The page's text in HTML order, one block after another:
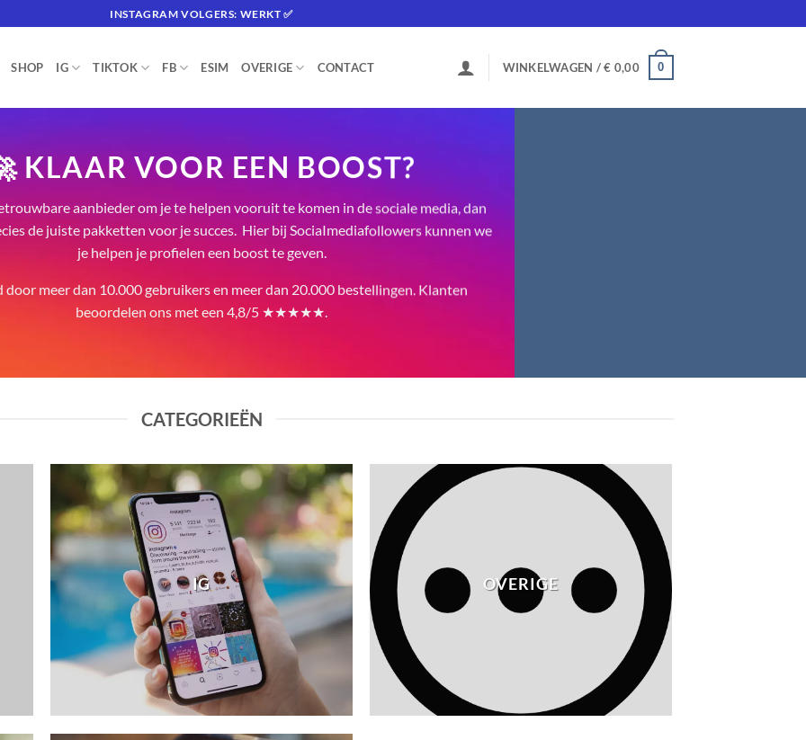
INSTAGRAM VOLGERS: WERKT ✅
SHOP IG TIKTOK FB ESIM OVERIGE CONTACT WINKELWAGEN /€ 0,00 0
KLAAR VOOR EEN BOOST?
aanbieder om je te helpen vooruit te komen in de sociale media, dan
de juiste pakketten voor je succes. Hier bij SociaImediafollowers kunnen we
je helpen je profielen een boost te geven.
meer dan 10.000 gebruikers en meer dan 20.000 bestellingen. Klanten
beoordelen ons met een 4,8/5 ★★★★★.
CATEGORIEËN
IG OVERIGE